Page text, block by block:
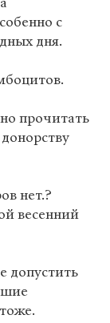
с
дня.
прочитать
нет.?
весенний
допустить